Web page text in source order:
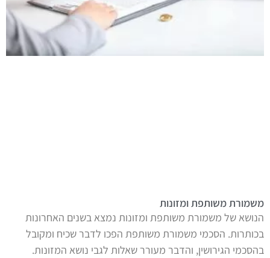
משמורת משותפת ומזונות
הנושא של משמורת משותפת ומזונות נמצא בשנים האחרונות
בכותרות. הסכמי משמורת משותפת הפכו לדבר שכיח ומקובל
בהסכמי הגירושין, והדבר מעורר שאלות לגבי נושא המזונות.